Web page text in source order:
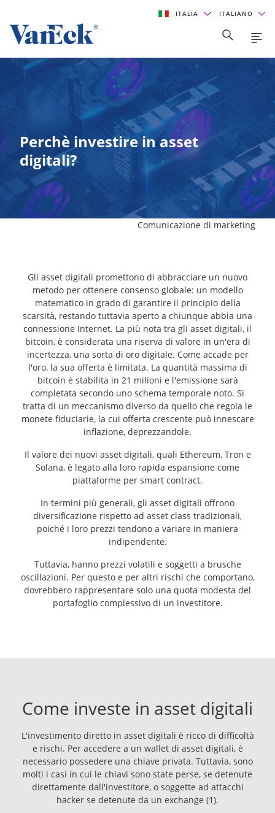
ITALIA ITALIANO
Perchè investire in asset
digitali?
Comunicazione di marketing
Gli asset digitali promettono di abbracciare un nuovo
metodo per ottenere consenso globale: un modello
matematico in grado di garantire il principio della
scarsità, restando tuttavia aperto a chiunque abbia una
connessione Internet. La più nota tra gli asset digitali, il
bitcoin, è considerata una riserva di valore in un'era di
incertezza, una sorta di oro digitale. Come accade per
l'oro, la sua offerta è limitata. La quantità massima di
bitcoin è stabilita in 21 milioni e l'emissione sarà
completata secondo uno schema temporale noto. Si
tratta di un meccanismo diverso da quello che regola le
monete fiduciarie, la cui offerta crescente può innescare
inflazione, deprezzandole.
Il valore dei nuovi asset digitali, quali Ethereum, Tron e
Solana, è legato alla loro rapida espansione come
piattaforme per smart contract.
In termini più generali, gli asset digitali offrono
diversificazione rispetto ad asset class tradizionali,
poiché i loro prezzi tendono a variare in maniera
indipendente.
Tuttavia, hanno prezzi volatili e soggetti a brusche
oscillazioni. Per questo e per altri rischi che comportano,
dovrebbero rappresentare solo una quota modesta del
portafoglio complessivo di un investitore.
Come investe in asset digitali
L'investimento diretto in asset digitali è ricco di difficoltà
e rischi. Per accedere a un wallet di asset digitali, è
necessario possedere una chiave privata. Tuttavia, sono
molti i casi in cui le chiavi sono state perse, se detenute
direttamente dall'investitore, o soggette ad attacchi
hacker se detenute da un exchange (1).